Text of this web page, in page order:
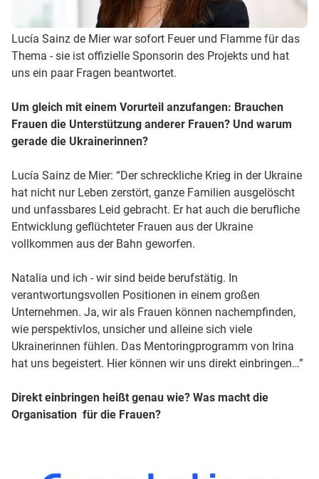
Lucía Sainz de Mier war sofort Feuer und Flamme für das
Thema - sie ist offizielle Sponsorin des Projekts und hat
uns ein paar Fragen beantwortet.
Um gleich mit einem Vorurteil anzufangen: Brauchen
Frauen die Unterstützung anderer Frauen? Und warum
gerade die Ukrainerinnen?
Lucía Sainz de Mier: “Der schreckliche Krieg in der Ukraine
hat nicht nur Leben zerstört, ganze Familien ausgelöscht
und unfassbares Leid gebracht. Er hat auch die berufliche
Entwicklung geflüchteter Frauen aus der Ukraine
vollkommen aus der Bahn geworfen.
Natalia und ich - wir sind beide berufstätig. In
verantwortungsvollen Positionen in einem großen
Unternehmen. Ja, wir als Frauen können nachempfinden,
wie perspektivlos, unsicher und alleine sich viele
Ukrainerinnen fühlen. Das Mentoringprogramm von Irina
hat uns begeistert. Hier können wir uns direkt einbringen…”
Direkt einbringen heißt genau wie? Was macht die
Organisation für die Frauen?